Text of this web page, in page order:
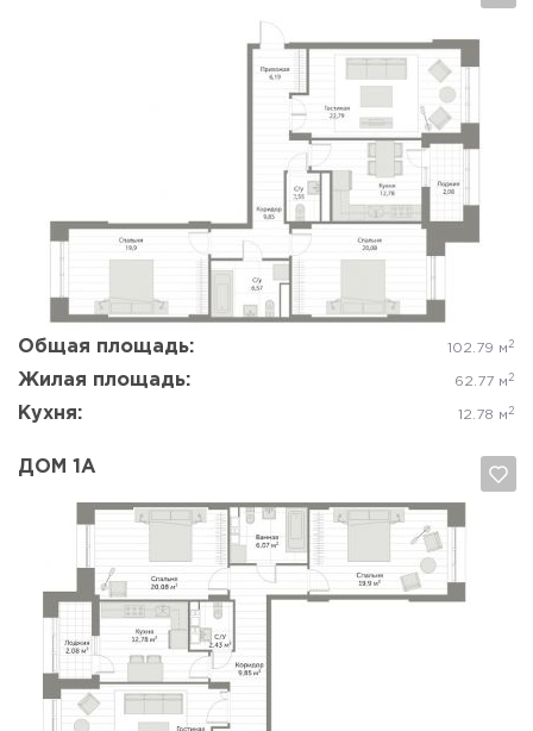
Общая площадь: 102.79 м 2
Жилая площадь: 62.77 м 2
Кухня: 12.78 м 2
Да, удалить Отмена
ДОМ 1А
Да, удалить